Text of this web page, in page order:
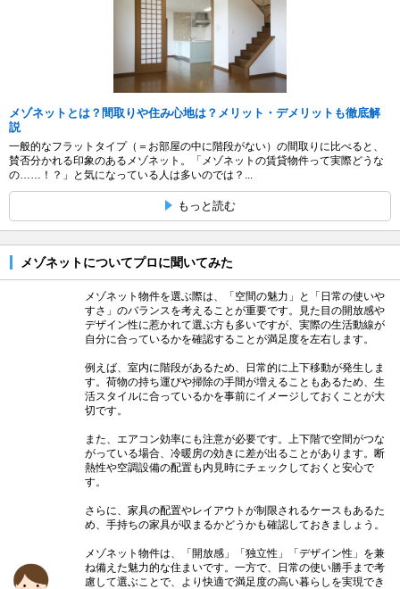
メゾネットとは？間取りや住み心地は？メリット・デメリットも徹底解
説
一般的なフラットタイプ（＝お部屋の中に階段がない）の間取りに比べると、
賛否分かれる印象のあるメゾネット。「メゾネットの賃貸物件って実際どうな
の……！？」と気になっている人は多いのでは？...
もっと読む
メゾネットについてプロに聞いてみた
メゾネット物件を選ぶ際は、「空間の魅力」と「日常の使いや
すさ」のバランスを考えることが重要です。見た目の開放感や
デザイン性に惹かれて選ぶ方も多いですが、実際の生活動線が
自分に合っているかを確認することが満足度を左右します。
例えば、室内に階段があるため、日常的に上下移動が発生しま
す。荷物の持ち運びや掃除の手間が増えることもあるため、生
活スタイルに合っているかを事前にイメージしておくことが大
切です。
また、エアコン効率にも注意が必要です。上下階で空間がつな
がっている場合、冷暖房の効きに差が出ることがあります。断
熱性や空調設備の配置も内見時にチェックしておくと安心で
す。
さらに、家具の配置やレイアウトが制限されるケースもあるた
め、手持ちの家具が収まるかどうかも確認しておきましょう。
メゾネット物件は、「開放感」「独立性」「デザイン性」を兼
ね備えた魅力的な住まいです。一方で、日常の使い勝手まで考
慮して選ぶことで、より快適で満足度の高い暮らしを実現でき